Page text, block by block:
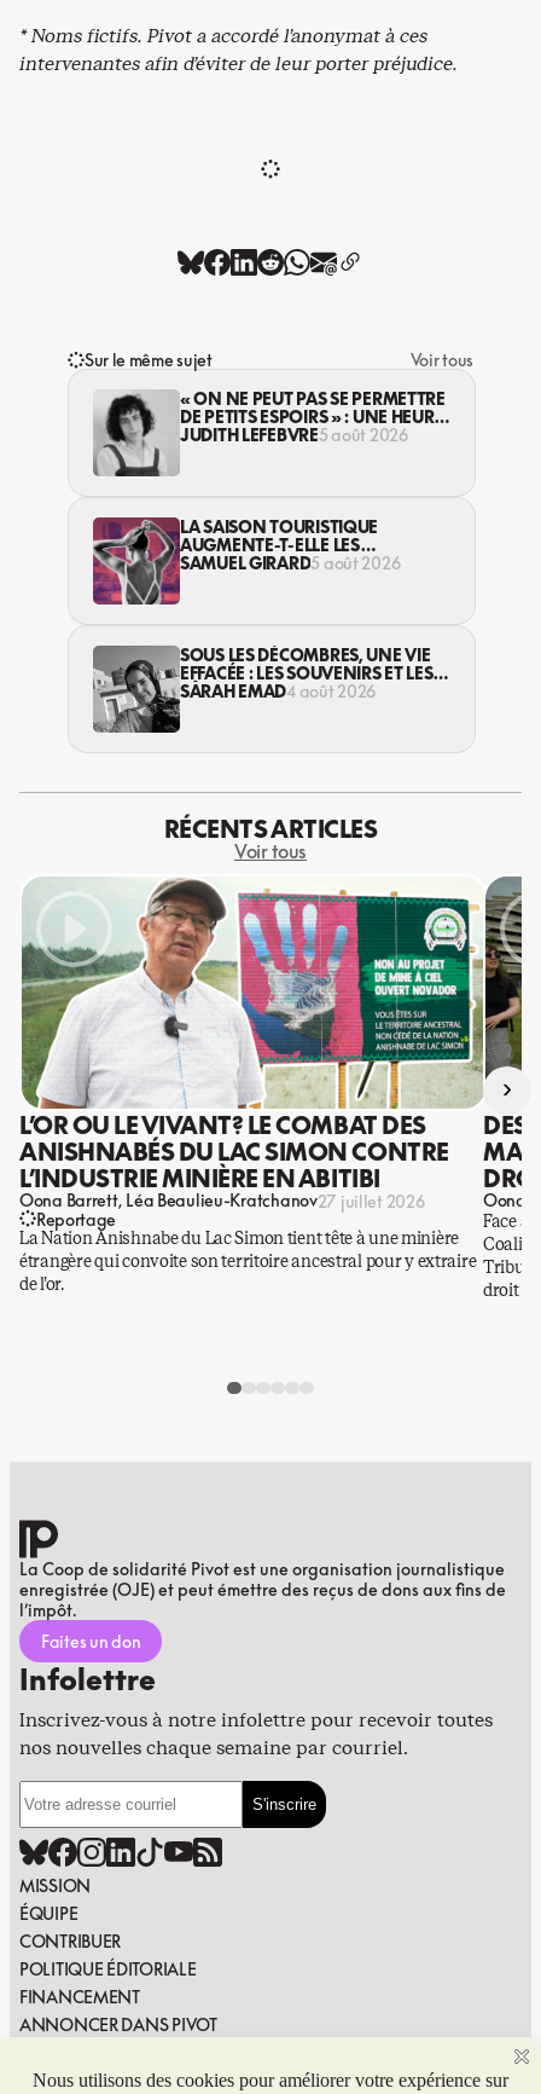
* Noms fictifs. Pivot a accordé l’anonymat à ces
intervenantes afin d’éviter de leur porter préjudice.
Sur le même sujet
Voir tous
« ON NE PEUT PAS SE PERMETTRE
DE PETITS ESPOIRS » : UNE HEURE
AVEC AVI LEWIS
JUDITH LEFEBVRE5 août 2026
LA SAISON TOURISTIQUE
AUGMENTE-T-ELLE LES
VIOLENCES CONTRE LES
SAMUEL GIRARD5 août 2026
SOUS LES DÉCOMBRES, UNE VIE
EFFACÉE : LES SOUVENIRS ET LES
RÊVES PERDUS DES HABITANT·ES
SARAH EMAD4 août 2026
RÉCENTS ARTICLES
Voir tous
L’OR OU LE VIVANT? LE COMBAT DES
ANISHNABÉS DU LAC SIMON CONTRE
L’INDUSTRIE MINIÈRE EN ABITIBI
Oona Barrett Léa Beaulieu-Kratchanov27 juillet 2026
Reportage
La Nation Anishnabe du Lac Simon tient tête à une minière
étrangère qui convoite son territoire ancestral pour y extraire
de l’or.
DES
Oona
Face à
droit
›
La Coop de solidarité Pivot est une organisation journalistique
enregistrée (OJE) et peut émettre des reçus de dons aux fins de
l’impôt.
Faites un don
Infolettre
Inscrivez-vous à notre infolettre pour recevoir toutes
nos nouvelles chaque semaine par courriel.
MISSION
ÉQUIPE
CONTRIBUER
POLITIQUE ÉDITORIALE
FINANCEMENT
ANNONCER DANS PIVOT
SIGNALER UNE ERREUR